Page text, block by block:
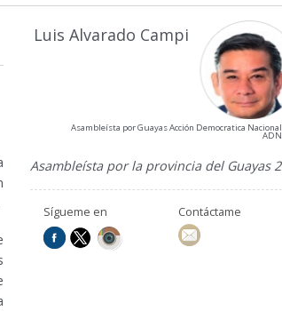
Luis Alvarado Campi
Asambleísta por Guayas Acción Democratica Nacional
ADN
Asambleísta por la provincia del Guayas 2
Sígueme en Contáctame